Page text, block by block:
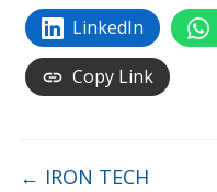
LinkedIn
Copy Link
← IRON TECH